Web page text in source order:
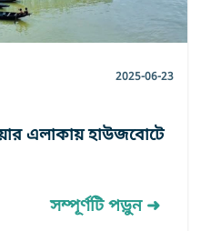
2025-06-23
এলাকায় হাউজবোটে
সম্পূর্ণটি পড়ুন ➜